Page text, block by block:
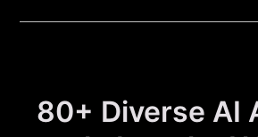
80+ Diverse AI